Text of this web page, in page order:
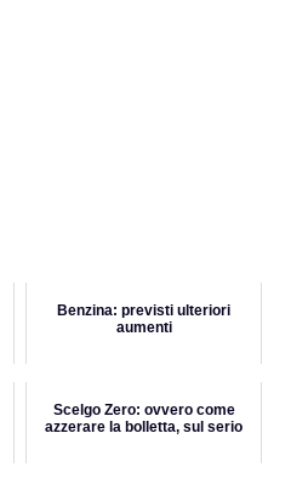
Benzina: previsti ulteriori
aumenti
Scelgo Zero: ovvero come
azzerare la bolletta, sul serio